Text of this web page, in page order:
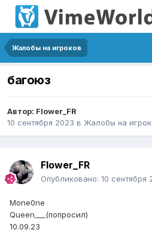
Жалобы на игроков
багоюз
Автор: Flower_FR
10 сентября 2023 в Жалобы на
Flower_FR
Опубликовано: 10 сентября
Mone0ne
Queen___(попросил)
10.09.23